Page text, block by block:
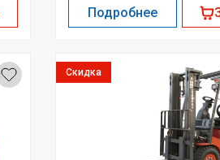
Подробнее
Скидка